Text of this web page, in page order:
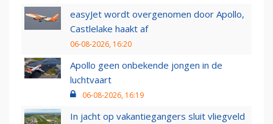
easyJet wordt overgenomen door Apollo,
Castlelake haakt af
06-08-2026, 16:20
Apollo geen onbekende jongen in de
luchtvaart
06-08-2026, 16:19
In jacht op vakantiegangers sluit vliegveld